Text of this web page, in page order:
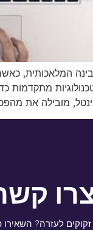
המלאכותית,
מתקדמות
מובילה את
לעזרה? השאירו